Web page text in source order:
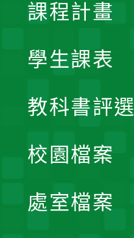
課程計畫
學生課表
教科書評選
校園檔案
處室檔案